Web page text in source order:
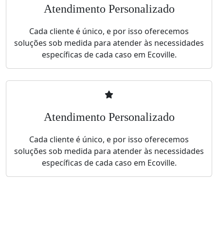
Atendimento Personalizado
Cada cliente é único, e por isso oferecemos
soluções sob medida para atender às necessidades
específicas de cada caso em Ecoville.
Atendimento Personalizado
Cada cliente é único, e por isso oferecemos
soluções sob medida para atender às necessidades
específicas de cada caso em Ecoville.